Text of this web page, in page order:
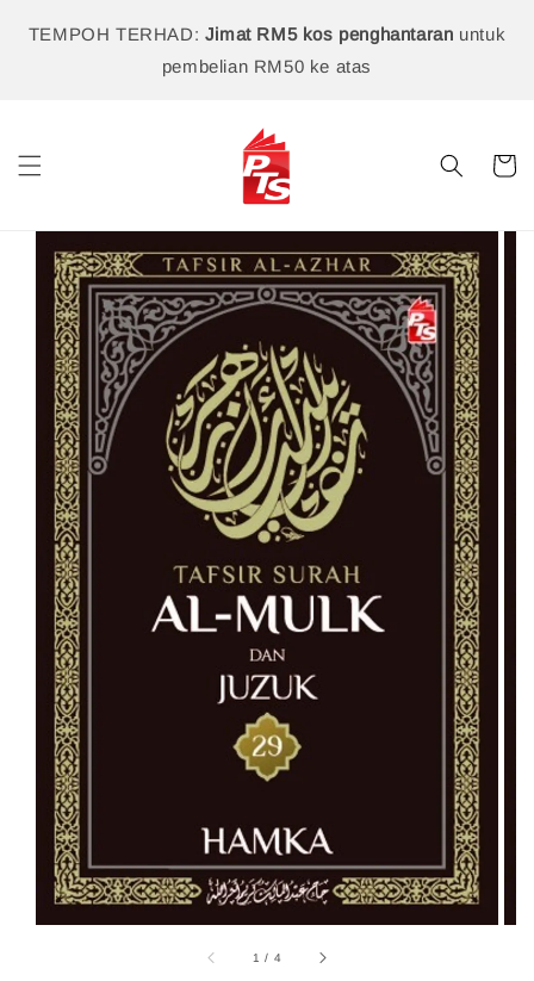
TEMPOH TERHAD: Jimat RM5 kos penghantaran untuk
pembelian RM50 ke atas
1 / 4